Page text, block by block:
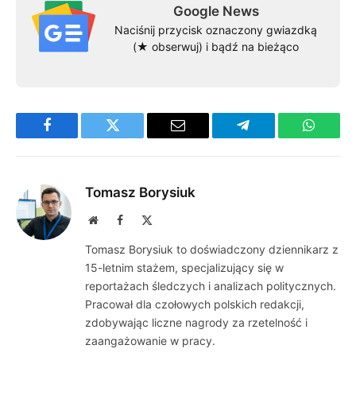
Google News
Naciśnij przycisk oznaczony gwiazdką
(★ obserwuj) i bądź na bieżąco
Facebook Twitter Email Telegram
Tomasz Borysiuk
WebsiteFacebook
Tomasz Borysiuk to doświadczony dziennikarz z
15-letnim stażem, specjalizujący się w
reportażach śledczych i analizach politycznych.
Pracował dla czołowych polskich redakcji,
zdobywając liczne nagrody za rzetelność i
zaangażowanie w pracy.